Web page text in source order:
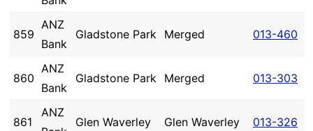
859
ANZ
Bank
Gladstone Park Merged 013-460
860
ANZ
Bank
Gladstone Park Merged 013-303
861
ANZ
Glen Waverley Glen Waverley 013-326